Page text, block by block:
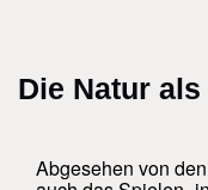
Die Natur
Abgesehen von